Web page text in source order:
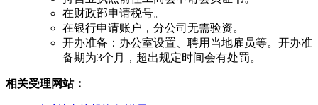
在财政部申请税号。
在银行申请账户，分公司无需验资。
开办准备：办公室设置、聘用当地雇员等。开办准
备期为3个月，超出规定时间会有处罚。
相关受理网站：